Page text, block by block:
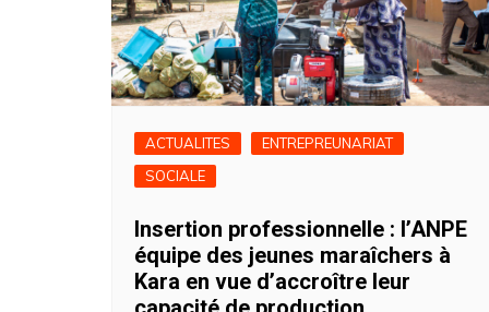
ACTUALITES
ENTREPREUNARIAT
SOCIALE
Insertion professionnelle : l’ANPE
équipe des jeunes maraîchers à
Kara en vue d’accroître leur